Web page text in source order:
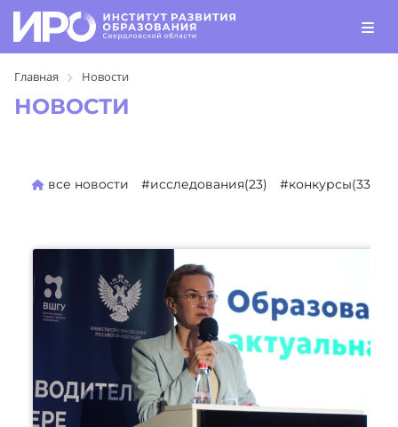
Главная Новости
НОВОСТИ
все новости #исследования(23) #конкурсы(330)